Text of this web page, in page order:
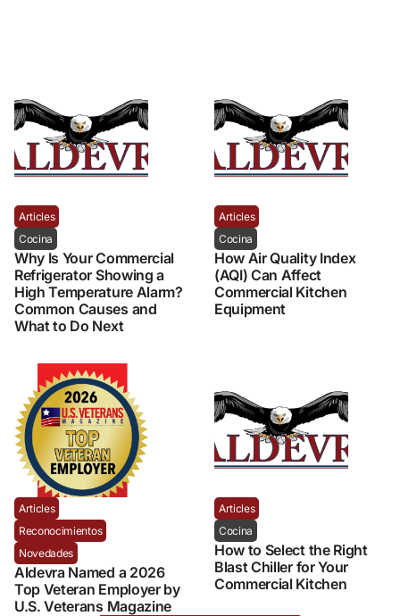
Articles
Cocina
Why Is Your Commercial
Refrigerator Showing a
High Temperature Alarm?
Common Causes and
What to Do Next
Articles
Cocina
How Air Quality Index
(AQI) Can Affect
Commercial Kitchen
Equipment
Articles
Reconocimientos
Novedades
Aldevra Named a 2026
Top Veteran Employer by
U.S. Veterans Magazine
Articles
Cocina
How to Select the Right
Blast Chiller for Your
Commercial Kitchen